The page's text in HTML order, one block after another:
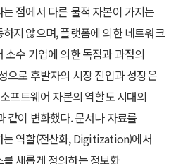
점에서 다른 물적 자본이 가지는
지 않으며, 플랫폼에 의한 네트워크
수 기업에 의한 독점과 과점의
으로 후발자의 시장 진입과 성장은
프트웨어 자본의 역할도 시대의
같이 변화했다. 문서나 자료를
는 역할(전산화, Digitization)에서
새롭게 정의하는 정보화